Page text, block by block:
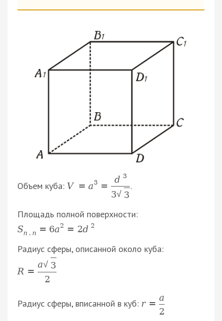
Объем куба: V = a3 =
d 3
3√ 3
.
Площадь полной поверхности:
Sп . п = 6а2 = 2d 2
Радиус сферы, описанной около куба:
R =
a√ 3
2
Радиус сферы, вписанной в куб: r =
a
2